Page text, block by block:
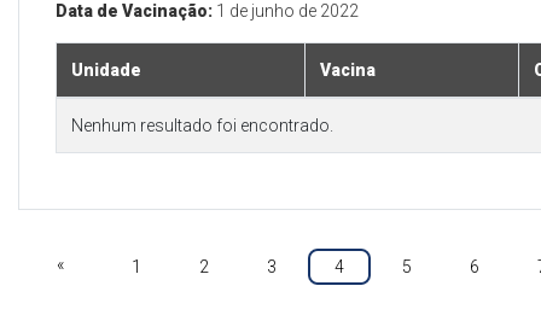
Data de Vacinação: 1 de junho de 2022
Unidade Vacina
Nenhum resultado foi encontrado.
« 1 2 3 4 5 6